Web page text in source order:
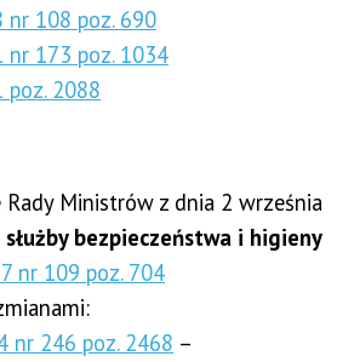
nr 108 poz. 690
nr 173 poz. 1034
poz. 2088
Rady Ministrów z dnia 2 września
służby bezpieczeństwa i higieny
nr 109 poz. 704
nr 246 poz. 2468 –